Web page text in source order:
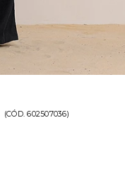
(CÓD.602507036)